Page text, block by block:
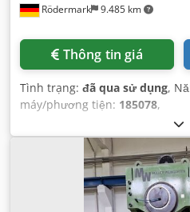
Rödermark 9.485 km
Thông tin giá
Tình trạng: đã qua sử dụng,
máy/phương tiện: 185078,